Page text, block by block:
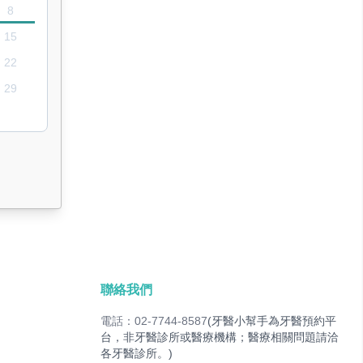
8
15
22
29
聯絡我們
電話：02-7744-8587(牙醫小幫手為牙醫預約平
台，非牙醫診所或醫療機構；醫療相關問題請洽
各牙醫診所。)